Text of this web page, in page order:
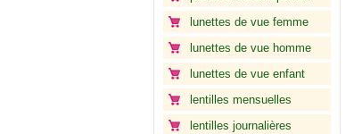
lunettes de vue femme
lunettes de vue homme
lunettes de vue enfant
lentilles mensuelles
lentilles journalières